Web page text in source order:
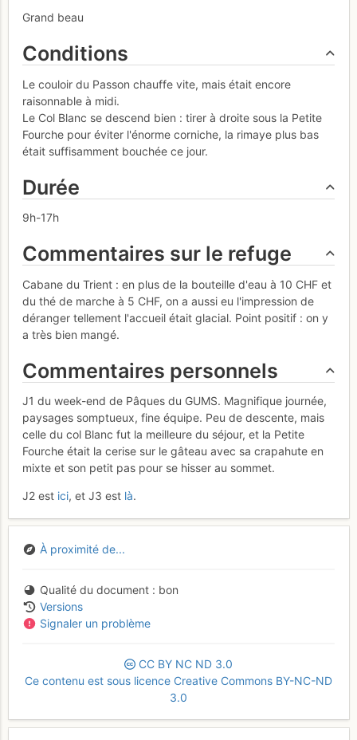
Grand beau
Conditions
Le couloir du Passon chauffe vite, mais était encore
raisonnable à midi.
Le Col Blanc se descend bien : tirer à droite sous la Petite
Fourche pour éviter l'énorme corniche, la rimaye plus bas
était suffisamment bouchée ce jour.
Durée
9h-17h
Commentaires sur le refuge
Cabane du Trient : en plus de la bouteille d'eau à 10 CHF et
du thé de marche à 5 CHF, on a aussi eu l'impression de
déranger tellement l'accueil était glacial. Point positif : on y
a très bien mangé.
Commentaires personnels
J1 du week-end de Pâques du GUMS. Magnifique journée,
paysages somptueux, fine équipe. Peu de descente, mais
celle du col Blanc fut la meilleure du séjour, et la Petite
Fourche était la cerise sur le gâteau avec sa crapahute en
mixte et son petit pas pour se hisser au sommet.
J2 est ici, et J3 est là.
À proximité de...
Qualité du document
bon
Versions
Signaler un problème
CC BY NC ND 3.0
Ce contenu est sous licence Creative Commons BY-NC-ND
3.0